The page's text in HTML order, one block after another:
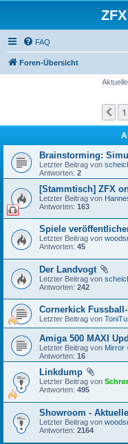
FAQ
Foren-Übersicht
1
Brainstorming:
Letzter Beitrag von
Antworten: 2
[Stammtisch] ZFX
Letzter Beitrag von
Antworten: 163
Spiele
Letzter Beitrag von
Antworten: 45
Der Landvogt
Letzter Beitrag von
Antworten: 242
Cornerkick
Letzter Beitrag von
Amiga 500 MAXI
Letzter Beitrag von Mirror
Antworten: 16
Linkdump
Letzter Beitrag von
Antworten: 495
Showroom -
Letzter Beitrag von
Antworten: 2164